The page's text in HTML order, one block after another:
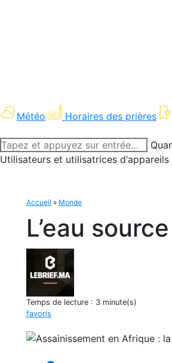
Météo Horaires des prières
Recherche
:Utilisateurs et utilisatrices
Accueil » Monde
L’eau
Temps de lecture : 3 minute(s)
favoris